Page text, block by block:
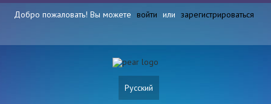
Добро пожаловать! Вы можете войти или зарегистрироваться
Русский